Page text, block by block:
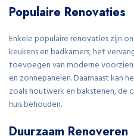
Populaire Renovaties
Enkele populaire renovaties zijn
keukens en badkamers, het
toevoegen van moderne
en zonnepanelen. Daarnaast kan
zoals houtwerk en bakstenen, de
huis behouden.
Duurzaam Renoveren